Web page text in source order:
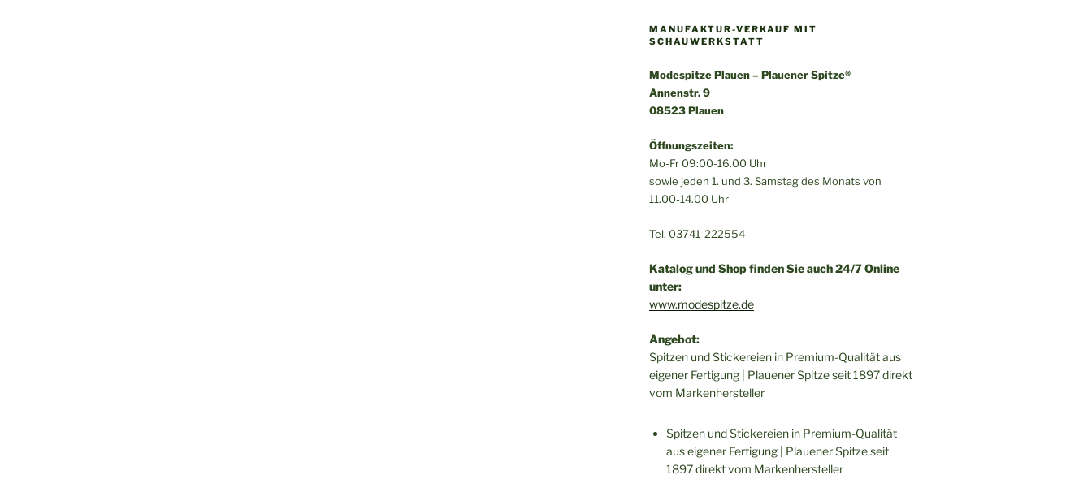
MANUFAKTUR-VERKAUF MIT
SCHAUWERKSTATT
Modespitze Plauen – Plauener Spitze®
Annenstr. 9
08523 Plauen
Öffnungszeiten:
Mo-Fr 09:00-16.00 Uhr
sowie jeden 1. und 3. Samstag des Monats von
11.00-14.00 Uhr
Tel. 03741-222554
Katalog und Shop finden Sie auch 24/7 Online
unter:
www.modespitze.de
Angebot:
Spitzen und Stickereien in Premium-Qualität aus
eigener Fertigung | Plauener Spitze seit 1897 direkt
vom Markenhersteller
Spitzen und Stickereien in Premium-Qualität
aus eigener Fertigung | Plauener Spitze seit
1897 direkt vom Markenhersteller